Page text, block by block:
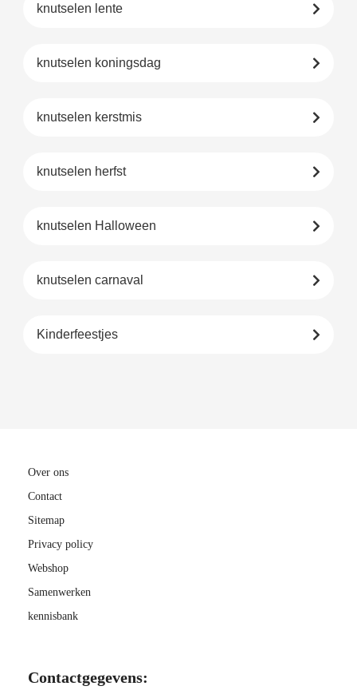
knutselen lente
knutselen koningsdag
knutselen kerstmis
knutselen herfst
knutselen Halloween
knutselen carnaval
Kinderfeestjes
Over ons
Contact
Sitemap
Privacy policy
Webshop
Samenwerken
kennisbank
Contactgegevens: